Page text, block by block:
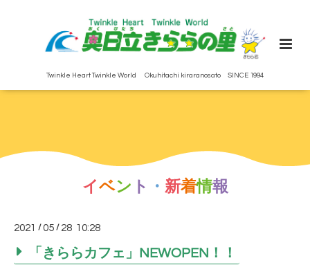
Twinkle Heart Twinkle World Okuhitachi kiraranosato SINCE 1994
イ ベン ト ・ 新着情報
2021 /05 / 28 10:28
「きららカフェ」NEWOPEN！！